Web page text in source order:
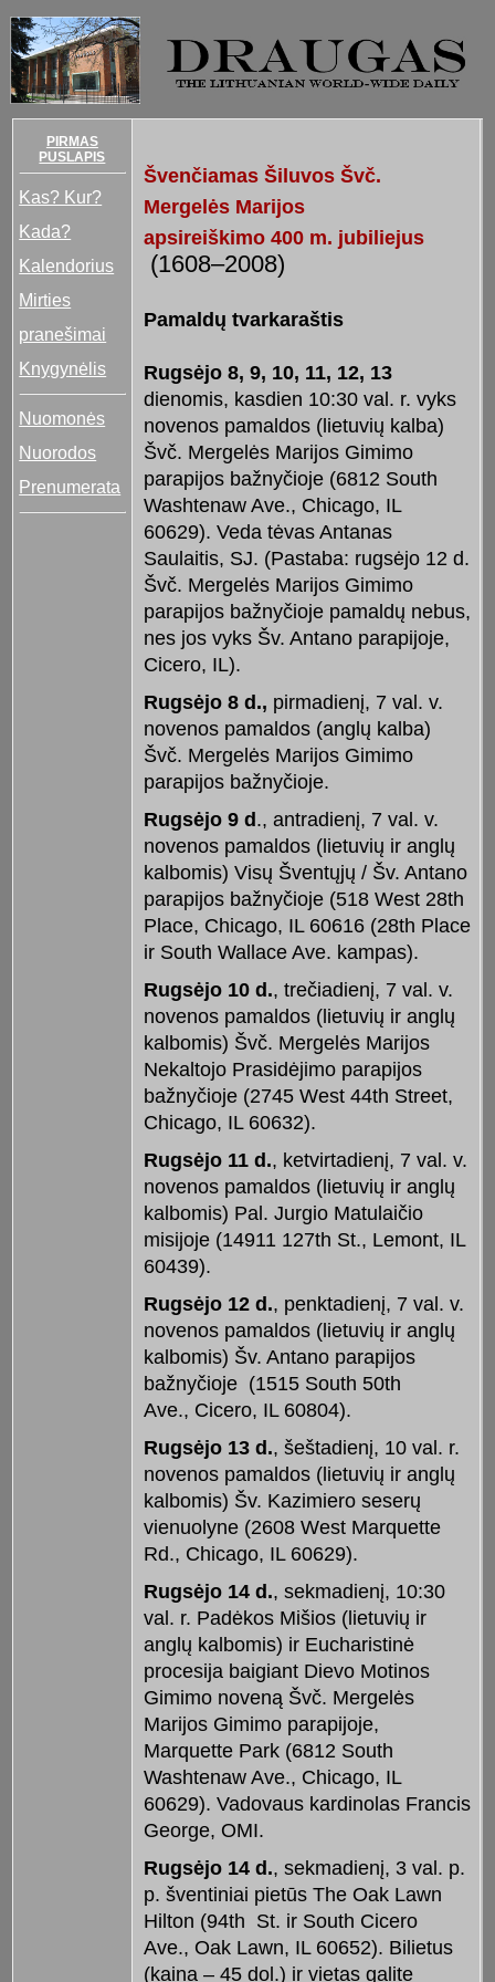
PIRMAS
PUSLAPIS
Kas? Kur?
Kada?
Kalendorius
Mirties
pranešimai
Knygynėlis
Nuomonės
Nuorodos
Prenumerata
Švenčiamas Šiluvos Švč.
Mergelės Marijos
apsireiškimo 400 m. jubiliejus
(1608–2008)
Pamaldų tvarkaraštis
Rugsėjo 8, 9, 10, 11, 12, 13
dienomis, kasdien 10:30 val. r. vyks
novenos pamaldos (lietuvių kalba)
Švč. Mergelės Marijos Gimimo
parapijos bažnyčioje (6812 South
Washtenaw Ave., Chicago, IL
60629). Veda tėvas Antanas
Saulaitis, SJ. (Pastaba: rugsėjo 12 d.
Švč. Mergelės Marijos Gimimo
parapijos bažnyčioje pamaldų nebus,
nes jos vyks Šv. Antano parapijoje,
Cicero, IL).
Rugsėjo 8 d., pirmadienį, 7 val. v.
novenos pamaldos (anglų kalba)
Švč. Mergelės Marijos Gimimo
parapijos bažnyčioje.
Rugsėjo 9 d., antradienį, 7 val. v.
novenos pamaldos (lietuvių ir anglų
kalbomis) Visų Šventųjų / Šv. Antano
parapijos bažnyčioje (518 West 28th
Place, Chicago, IL 60616 (28th Place
ir South Wallace Ave. kampas).
Rugsėjo 10 d., trečiadienį, 7 val. v.
novenos pamaldos (lietuvių ir anglų
kalbomis) Švč. Mergelės Marijos
Nekaltojo Prasidėjimo parapijos
bažnyčioje (2745 West 44th Street,
Chicago, IL 60632).
Rugsėjo 11 d., ketvirtadienį, 7 val. v.
novenos pamaldos (lietuvių ir anglų
kalbomis) Pal. Jurgio Matulaičio
misijoje (14911 127th St., Lemont, IL
60439).
Rugsėjo 12 d., penktadienį, 7 val. v.
novenos pamaldos (lietuvių ir anglų
kalbomis) Šv. Antano parapijos
bažnyčioje (1515 South 50th
Ave., Cicero, IL 60804).
Rugsėjo 13 d., šeštadienį, 10 val. r.
novenos pamaldos (lietuvių ir anglų
kalbomis) Šv. Kazimiero seserų
vienuolyne (2608 West Marquette
Rd., Chicago, IL 60629).
Rugsėjo 14 d., sekmadienį, 10:30
val. r. Padėkos Mišios (lietuvių ir
anglų kalbomis) ir Eucharistinė
procesija baigiant Dievo Motinos
Gimimo noveną Švč. Mergelės
Marijos Gimimo parapijoje,
Marquette Park (6812 South
Washtenaw Ave., Chicago, IL
60629). Vadovaus kardinolas Francis
George, OMI.
Rugsėjo 14 d., sekmadienį, 3 val. p.
p. šventiniai pietūs The Oak Lawn
Hilton (94th St. ir South Cicero
Ave., Oak Lawn, IL 60652). Bilietus
(kaina – 45 dol.) ir vietas galite